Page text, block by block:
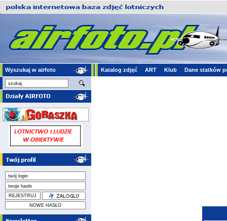
Wyszukaj w airfoto Katalog zdjęć ART Klub Dane statków